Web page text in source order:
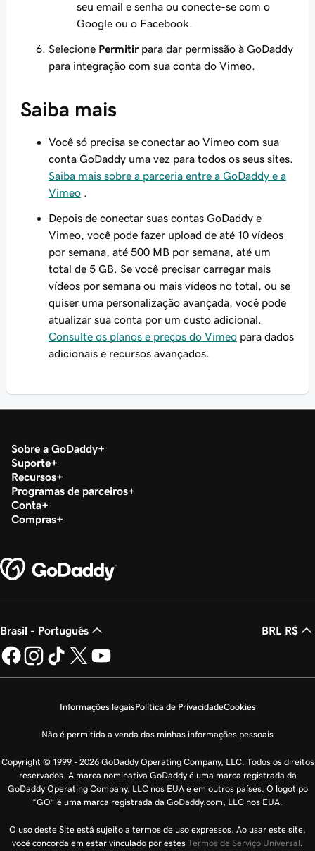
seu email e senha ou conecte-se com o
Google ou o Facebook.
Selecione Permitir para dar permissão à GoDaddy
para integração com sua conta do Vimeo.
Saiba mais
Você só precisa se conectar ao Vimeo com sua
conta GoDaddy uma vez para todos os seus sites.
Saiba mais sobre a parceria entre a GoDaddy e a
Vimeo
Depois de conectar suas contas GoDaddy e
Vimeo, você pode fazer upload de até 10 vídeos
por semana, até 500 MB por semana, até um
total de 5 GB. Se você precisar carregar mais
vídeos por semana ou mais vídeos no total, ou se
quiser uma personalização avançada, você pode
atualizar sua conta por um custo adicional.
Consulte os planos e preços do Vimeo para dados
adicionais e recursos avançados.
Sobre a GoDaddy
Suporte
Recursos
Programas de parceiros
Conta
Compras
Brasil - Português BRL R$
Informações legaisPolítica de PrivacidadeCookies
Não é permitida a venda das minhas informações pessoais
Copyright © 1999 - 2026 GoDaddy Operating Company, LLC. Todos os direitos
reservados. A marca nominativa GoDaddy é uma marca registrada da
GoDaddy Operating Company, LLC nos EUA e em outros países. O logotipo
“GO” é uma marca registrada da GoDaddy.com, LLC nos EUA.
O uso deste Site está sujeito a termos de uso expressos. Ao usar este site,
você concorda em estar vinculado por estes Termos de Serviço Universal.